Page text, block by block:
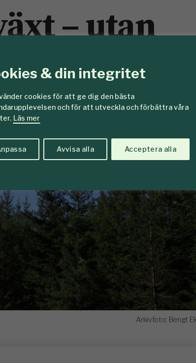
& din integritet
cookies för att ge dig den bästa
och för att utveckla och förbättra våra
Läs mer
Avvisa alla Acceptera alla
– utan
högre tillväxt, men orsakade inte
Arkivfoto: Bengt